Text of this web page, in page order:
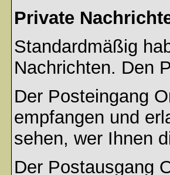
Private
Standardmäßig
Nachrichten. Den
Der Posteingang
empfangen und
sehen, wer Ihnen
Der Postausgang